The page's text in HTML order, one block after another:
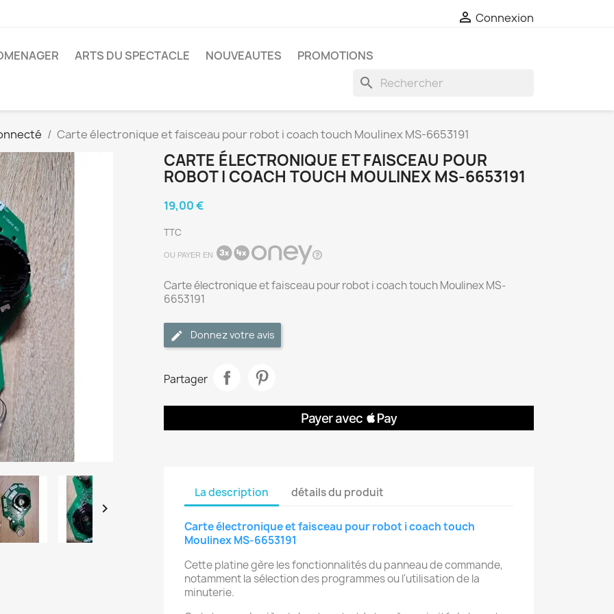
 Connexion
ARTS DU SPECTACLE NOUVEAUTES PROMOTIONS
search
Carte électronique et faisceau pour robot i coach touch Moulinex MS-6653191

CARTE ÉLECTRONIQUE ET FAISCEAU POUR
ROBOT I COACH TOUCH MOULINEX MS-6653191
19,00 €
TTC
OU PAYER EN
Carte électronique et faisceau pour robot i coach touch Moulinex MS-
6653191
Donnez votre avis
Partager
La description détails du produit
Carte électronique et faisceau pour robot i coach touch
Moulinex MS-6653191
Cette platine gère les fonctionnalités du panneau de commande,
notamment la sélection des programmes ou l'utilisation de la
minuterie.